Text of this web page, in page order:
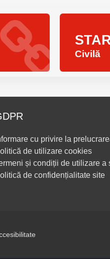
Civilă
cu privire la
de utilizare cookies
și condiții de utilizare a
de confidențialitate site